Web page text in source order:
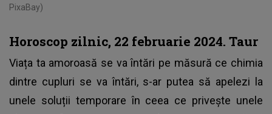
PixaBay)
Horoscop zilnic, 22 februarie 2024. Taur
Viața ta amoroasă se va întări pe măsură ce chimia
dintre cupluri se va întări, s-ar putea să apelezi la
unele soluții temporare în ceea ce privește unele